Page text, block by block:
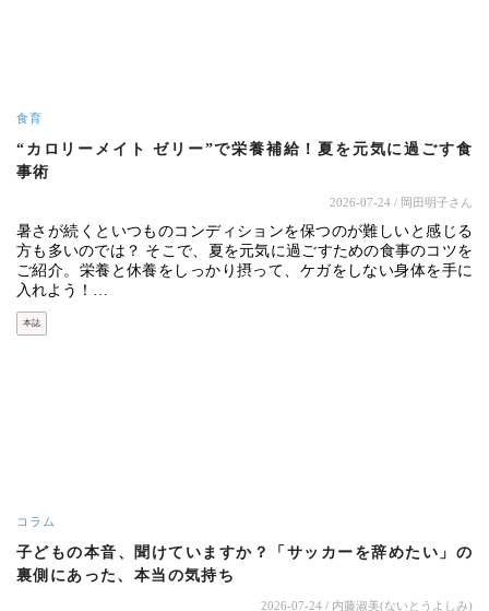
食育
“カロリーメイト ゼリー”で栄養補給！夏を元気に過ごす食
事術
2026-07-24 / 岡田明子さん
暑さが続くといつものコンディションを保つのが難しいと感じる
方も多いのでは？ そこで、夏を元気に過ごすための食事のコツを
ご紹介。栄養と休養をしっかり摂って、ケガをしない身体を手に
入れよう！…
本誌
コラム
子どもの本音、聞けていますか？「サッカーを辞めたい」の
裏側にあった、本当の気持ち
2026-07-24 / 内藤淑美(ないとうよしみ)